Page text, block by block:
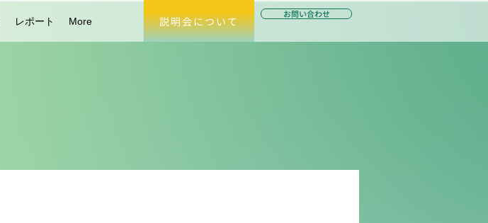
レポート More 説明会について
お問い合わせ